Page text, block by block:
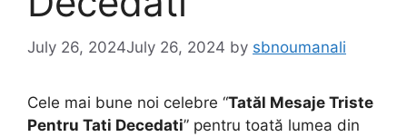
July 26, 2024July 26, 2024 by sbnoumanali
Cele mai bune noi celebre “Tatăl Mesaje Triste
Pentru Tati Decedati” pentru toată lumea din